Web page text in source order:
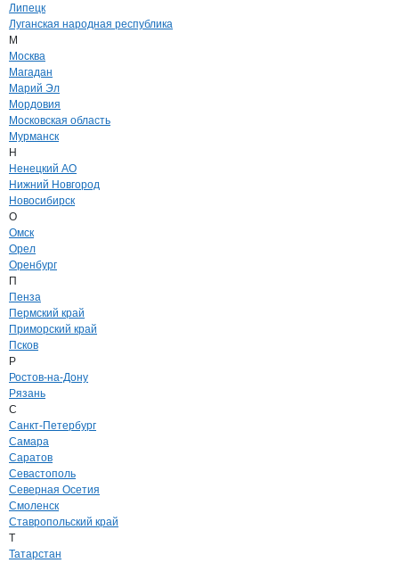
Липецк
Луганская народная республика
М
Москва
Магадан
Марий Эл
Мордовия
Московская область
Мурманск
Н
Ненецкий АО
Нижний Новгород
Новосибирск
О
Омск
Орел
Оренбург
П
Пенза
Пермский край
Приморский край
Псков
Р
Ростов-на-Дону
Рязань
С
Санкт-Петербург
Самара
Саратов
Севастополь
Северная Осетия
Смоленск
Ставропольский край
Т
Татарстан